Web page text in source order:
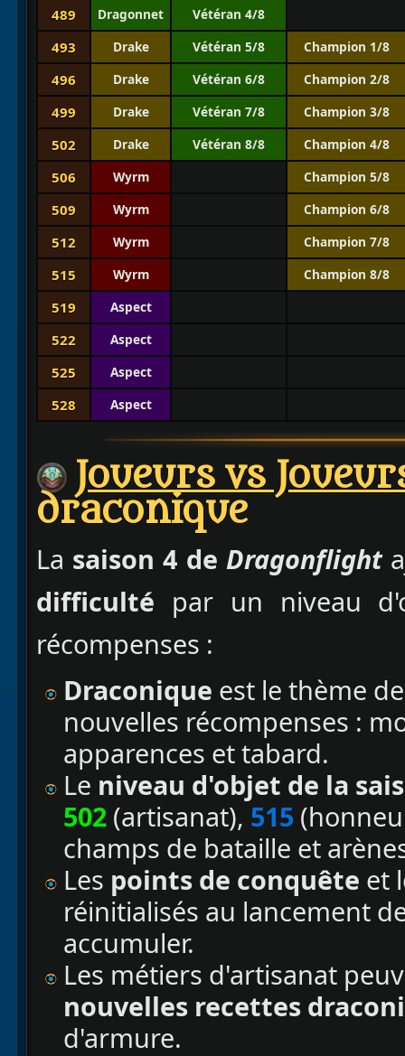
489 Dragonnet Vétéran 4/8
493 Drake Vétéran 5/8 Champion 1/8
496 Drake Vétéran 6/8 Champion 2/8
499 Drake Vétéran 7/8 Champion 3/8
502 Drake Vétéran 8/8 Champion 4/8
506 Wyrm Champion 5/8
509 Wyrm Champion 6/8
512 Wyrm Champion 7/8
515 Wyrm Champion 8/8
519 Aspect
522 Aspect
525 Aspect
528 Aspect
Joueurs vs
draconique
La saison 4 de Dragonflight
difficulté par un niveau
récompenses :
Draconique est le thème
nouvelles récompenses :
apparences et tabard.
Le niveau d'objet de la
502 (artisanat), 515
champs de bataille et
Les points de conquête et
réinitialisés au lancement
accumuler.
Les métiers d'artisanat
nouvelles recettes
d'armure.